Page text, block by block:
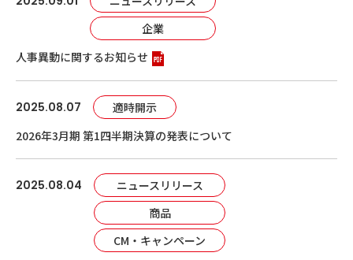
企業
人事異動に関するお知らせ
2025.08.07
適時開示
2026年3月期 第1四半期決算の発表について
2025.08.04
ニュースリリース
商品
CM・キャンペーン